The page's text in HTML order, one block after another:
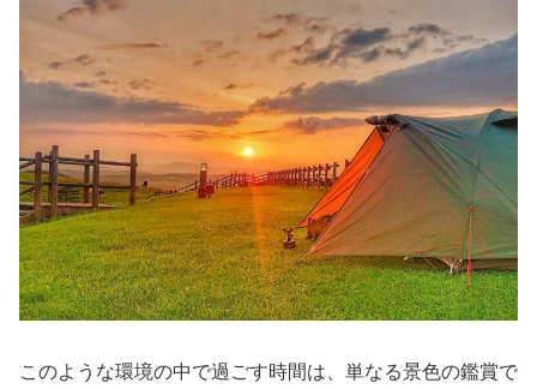
このような環境の中で過ごす時間は、単なる景色の鑑賞で